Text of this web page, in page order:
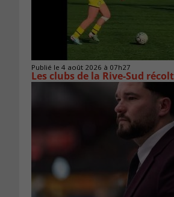
Publié le 4 août 2026 à 07h27
Les clubs de la Rive-Sud